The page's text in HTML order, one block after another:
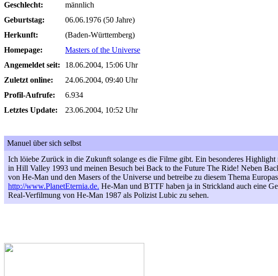
Geschlecht:
männlich
Geburtstag:
06.06.1976 (50 Jahre)
Herkunft:
(Baden-Württemberg)
Homepage:
Masters of the Universe
Angemeldet seit:
18.06.2004, 15:06 Uhr
Zuletzt online:
24.06.2004, 09:40 Uhr
Profil-Aufrufe:
6.934
Letztes Update:
23.06.2004, 10:52 Uhr
Manuel über sich selbst
Ich löiebe Zurück in die Zukunft solange es die Filme gibt. Ein besonderes Highlight
in Hill Valley 1993 und meinen Besuch bei Back to the Future The Ride! Neben
von He-Man und den Masers of the Universe und betreibe zu diesem Thema
http://www.PlanetEternia.de. He-Man und BTTF haben ja in Strickland auch eine
Real-Verfilmung von He-Man 1987 als Polizist Lubic zu sehen.